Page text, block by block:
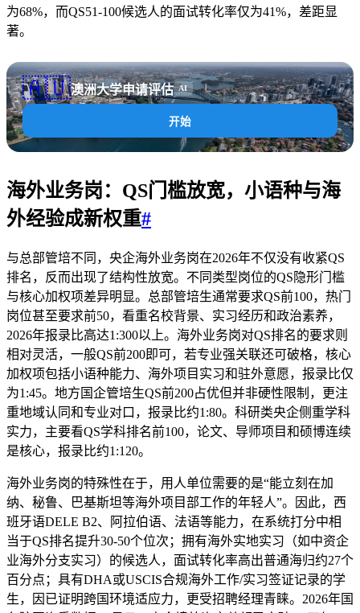
为68%，而QS51-100候选人的面试转化率仅为41%，差距显
著。
🇦🇺澳洲大学申请评估 AI
开始
海外业务岗： QS门槛放宽，小语种与海
外经验成新权重#
与总部管培不同，央企海外业务岗在2026年不仅没有收紧QS
排名，反而出现了结构性放宽。不同类型岗位的QS隐形门槛
与核心加权项差异明显。总部管培生通常要求QS前100，热门
岗位甚至要求前50，看重名校背景、实习经历和政治素养，
2026年报录比高达1:300以上。海外业务岗对QS排名的要求则
相对灵活，一般QS前200即可，若专业强关联还可破格，核心
加权项包括小语种能力、海外项目实习和驻外意愿，报录比仅
为1:45。地方国企管培生QS前200占优但并非硬性限制，更注
重地域认同和专业对口，报录比约1:80。科研类央企侧重学科
实力，主要看QS学科排名前100，论文、导师项目和硕博连续
是核心，报录比约1:120。
海外业务岗的特殊性在于，用人单位需要的是“能立刻在加
纳、秘鲁、巴基斯坦等海外项目部工作的年轻人”。因此，西
班牙语DELE B2、阿拉伯语、法语等能力，在系统打分中相
当于QS排名提升30-50个位次；拥有海外实地实习（如中资企
业海外分支实习）的候选人，面试转化率高出普通海归约27个
百分点；具有DHA或USCIS合规海外工作/实习签证记录的学
生，因已证明跨国环境适应力，更受招聘经理青睐。2026年国